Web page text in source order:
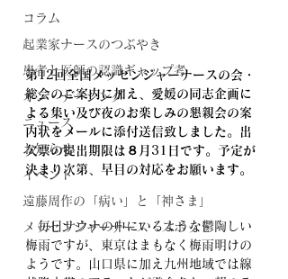
コラム
起業家ナースのつぶやき
患者と医師の認識ギャップ考
オン・ナーシング
ニュース
お知らせ
イベント
遠藤周作の「病い」と「神さま」
メッセンジャーナース・スポット
第12回全国メッセンジャーナースの会・
総会のご案内に加え、愛媛の同志企画に
よる集い及び夜のお楽しみの懇親会の案
内状をメールに添付送信致しました。出
欠票の提出期限は８月31日です。予定が
決まり次第、早目の対応をお願います。
毎日サウナの中にいるような鬱陶しい
梅雨ですが、東京はまもなく梅雨明けの
ようです。山口県に加え九州地域では線